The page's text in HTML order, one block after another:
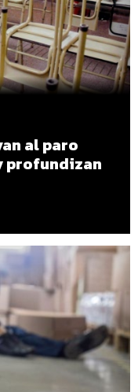
al paro
profundizan